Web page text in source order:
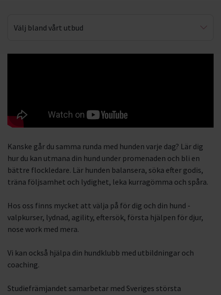
Välj bland vårt utbud
Eftersök & viltspår
Hjälp för hundklubbar
Nosarbete
Kanske går du samma runda med hunden varje dag? Lär dig
hur du kan utmana din hund under promenaden och bli en
bättre flockledare. Lär hunden balansera, söka efter godis,
träna följsamhet och lydighet, leka kurragömma och spåra.
Hos oss finns mycket att välja på för dig och din hund -
valpkurser, lydnad, agility, eftersök, första hjälpen för djur,
nose work med mera.
Vi kan också hjälpa din hundklubb med utbildningar och
coaching.
Studiefrämjandet samarbetar med Sveriges största